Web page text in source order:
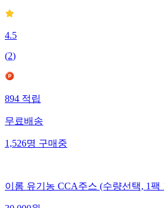
4.5
(2)
894적립
무료배송
1,526명구매중
이롬 유기농 CCA주스 (수량선택, 1팩